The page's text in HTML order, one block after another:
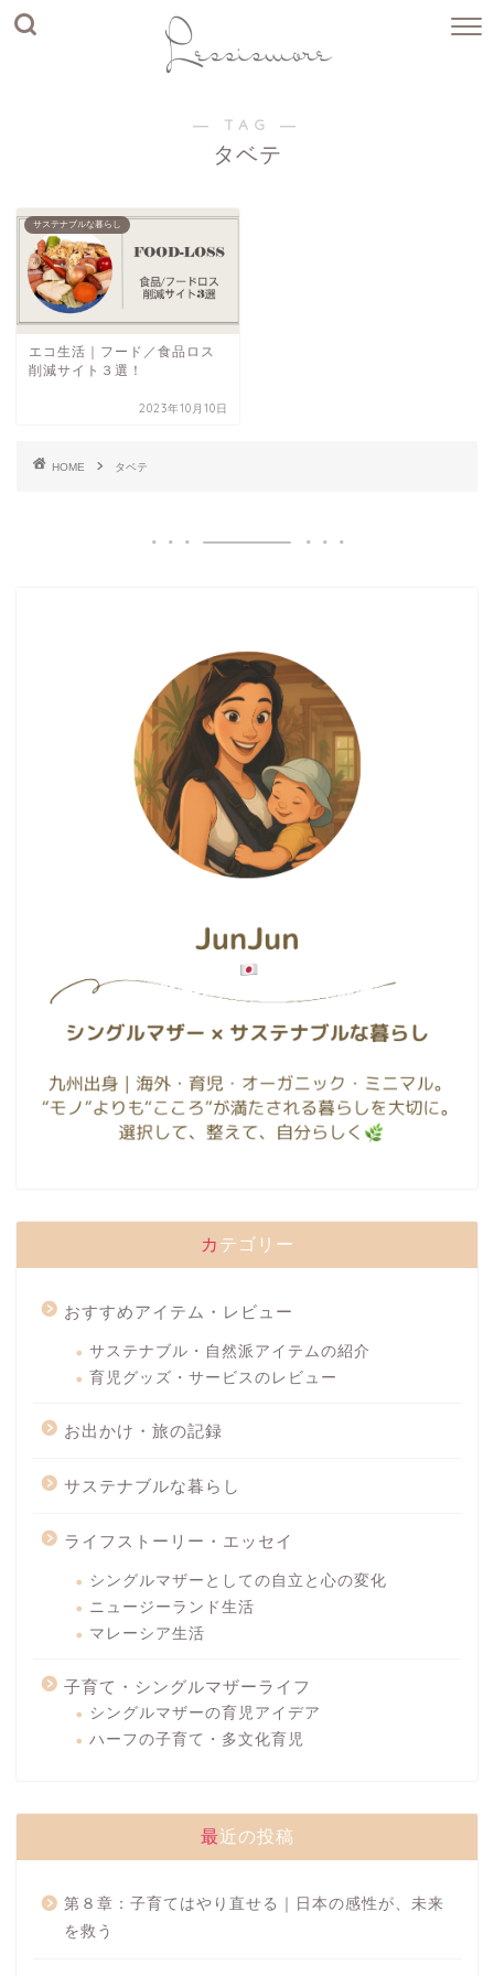
― TAG ―
タベテ
サステナブルな暮らし
エコ生活｜フード／食品ロス
削減サイト３選！
2023年10月10日
HOME タベテ
カテゴリー
おすすめアイテム・レビュー
サステナブル・自然派アイテムの紹介
育児グッズ・サービスのレビュー
お出かけ・旅の記録
サステナブルな暮らし
ライフストーリー・エッセイ
シングルマザーとしての自立と心の変化
ニュージーランド生活
マレーシア生活
子育て・シングルマザーライフ
シングルマザーの育児アイデア
ハーフの子育て・多文化育児
最近の投稿
第８章：子育てはやり直せる｜日本の感性が、未来
を救う